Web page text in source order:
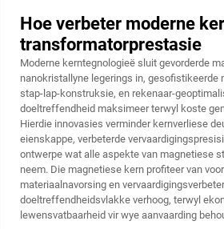
Hoe verbeter moderne
transformatorprestasie
Moderne kerntegnologieë sluit gevorderde
nanokristallyne legerings in, gesofistikeerde
stap-lap-konstruksie, en rekenaar-
doeltreffendheid maksimeer terwyl koste
Hierdie innovasies verminder kernverliese
eienskappe, verbeterde
ontwerpe wat alle aspekte van magnetiese
neem. Die magnetiese kern profiteer van
materiaalnavorsing en
doeltreffendheidsvlakke verhoog, terwyl
lewensvatbaarheid vir wye aanvaarding